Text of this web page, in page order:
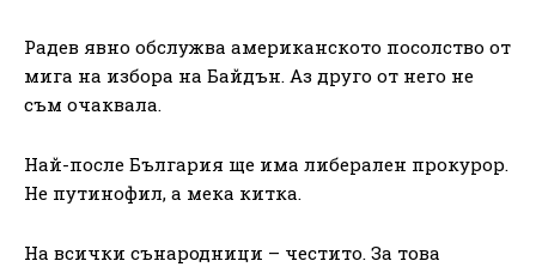
Радев явно обслужва американското посолство от
мига на избора на Байдън. Аз друго от него не
съм очаквала.
Най-после България ще има либерален прокурор.
Не путинофил, а мека китка.
На всички сънародници – честито. За това